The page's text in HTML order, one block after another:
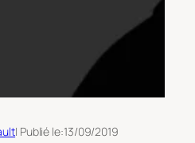
| Publié le:13/09/2019